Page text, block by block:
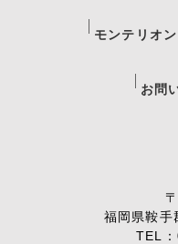
モンテリオ
お問
福岡県鞍
TEL：